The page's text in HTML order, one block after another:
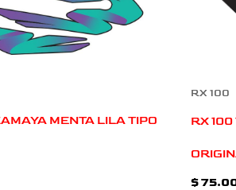
MENTA LILA TIPO
RX 100
RX
$